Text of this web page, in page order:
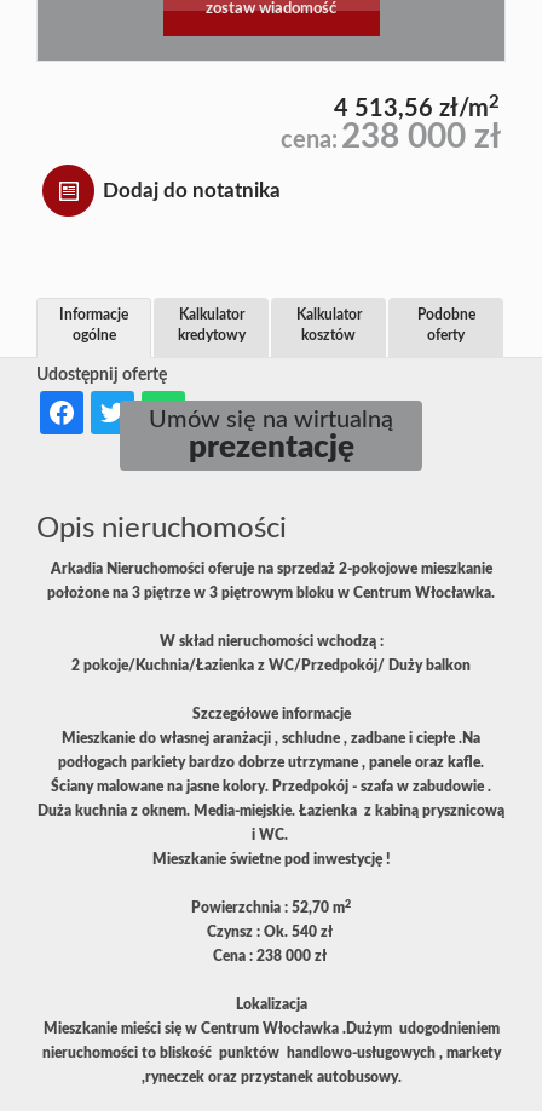
zostaw wiadomość
4 513,56 zł/m2
cena: 238 000 zł
Dodaj do notatnika
Udostępnij ofertę
Informacje
ogólne
Kalkulator
kredytowy
Kalkulator
kosztów
Podobne
oferty
Umów się na wirtualną
prezentację
Opis nieruchomości
Arkadia Nieruchomości oferuje na sprzedaż 2-pokojowe mieszkanie
położone na 3 piętrze w 3 piętrowym bloku w Centrum Włocławka.
W skład nieruchomości wchodzą :
2 pokoje/Kuchnia/Łazienka z WC/Przedpokój/ Duży balkon
Szczegółowe informacje
Mieszkanie do własnej aranżacji , schludne , zadbane i ciepłe .Na
podłogach parkiety bardzo dobrze utrzymane , panele oraz kafle.
Ściany malowane na jasne kolory. Przedpokój - szafa w zabudowie .
Duża kuchnia z oknem. Media-miejskie. Łazienka z kabiną prysznicową
i WC.
Mieszkanie świetne pod inwestycję !
Powierzchnia : 52,70 m2
Czynsz : Ok. 540 zł
Cena : 238 000 zł
Lokalizacja
Mieszkanie mieści się w Centrum Włocławka .Dużym udogodnieniem
nieruchomości to bliskość punktów handlowo-usługowych , markety
,ryneczek oraz przystanek autobusowy.